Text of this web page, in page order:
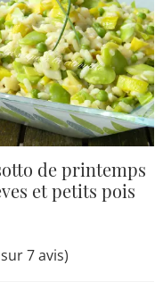
de printemps
et petits pois
7 avis)